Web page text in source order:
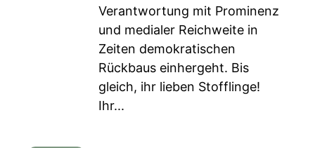
Verantwortung mit Prominenz
und medialer Reichweite in
Zeiten demokratischen
Rückbaus einhergeht. Bis
gleich, ihr lieben Stofflinge!
Ihr...